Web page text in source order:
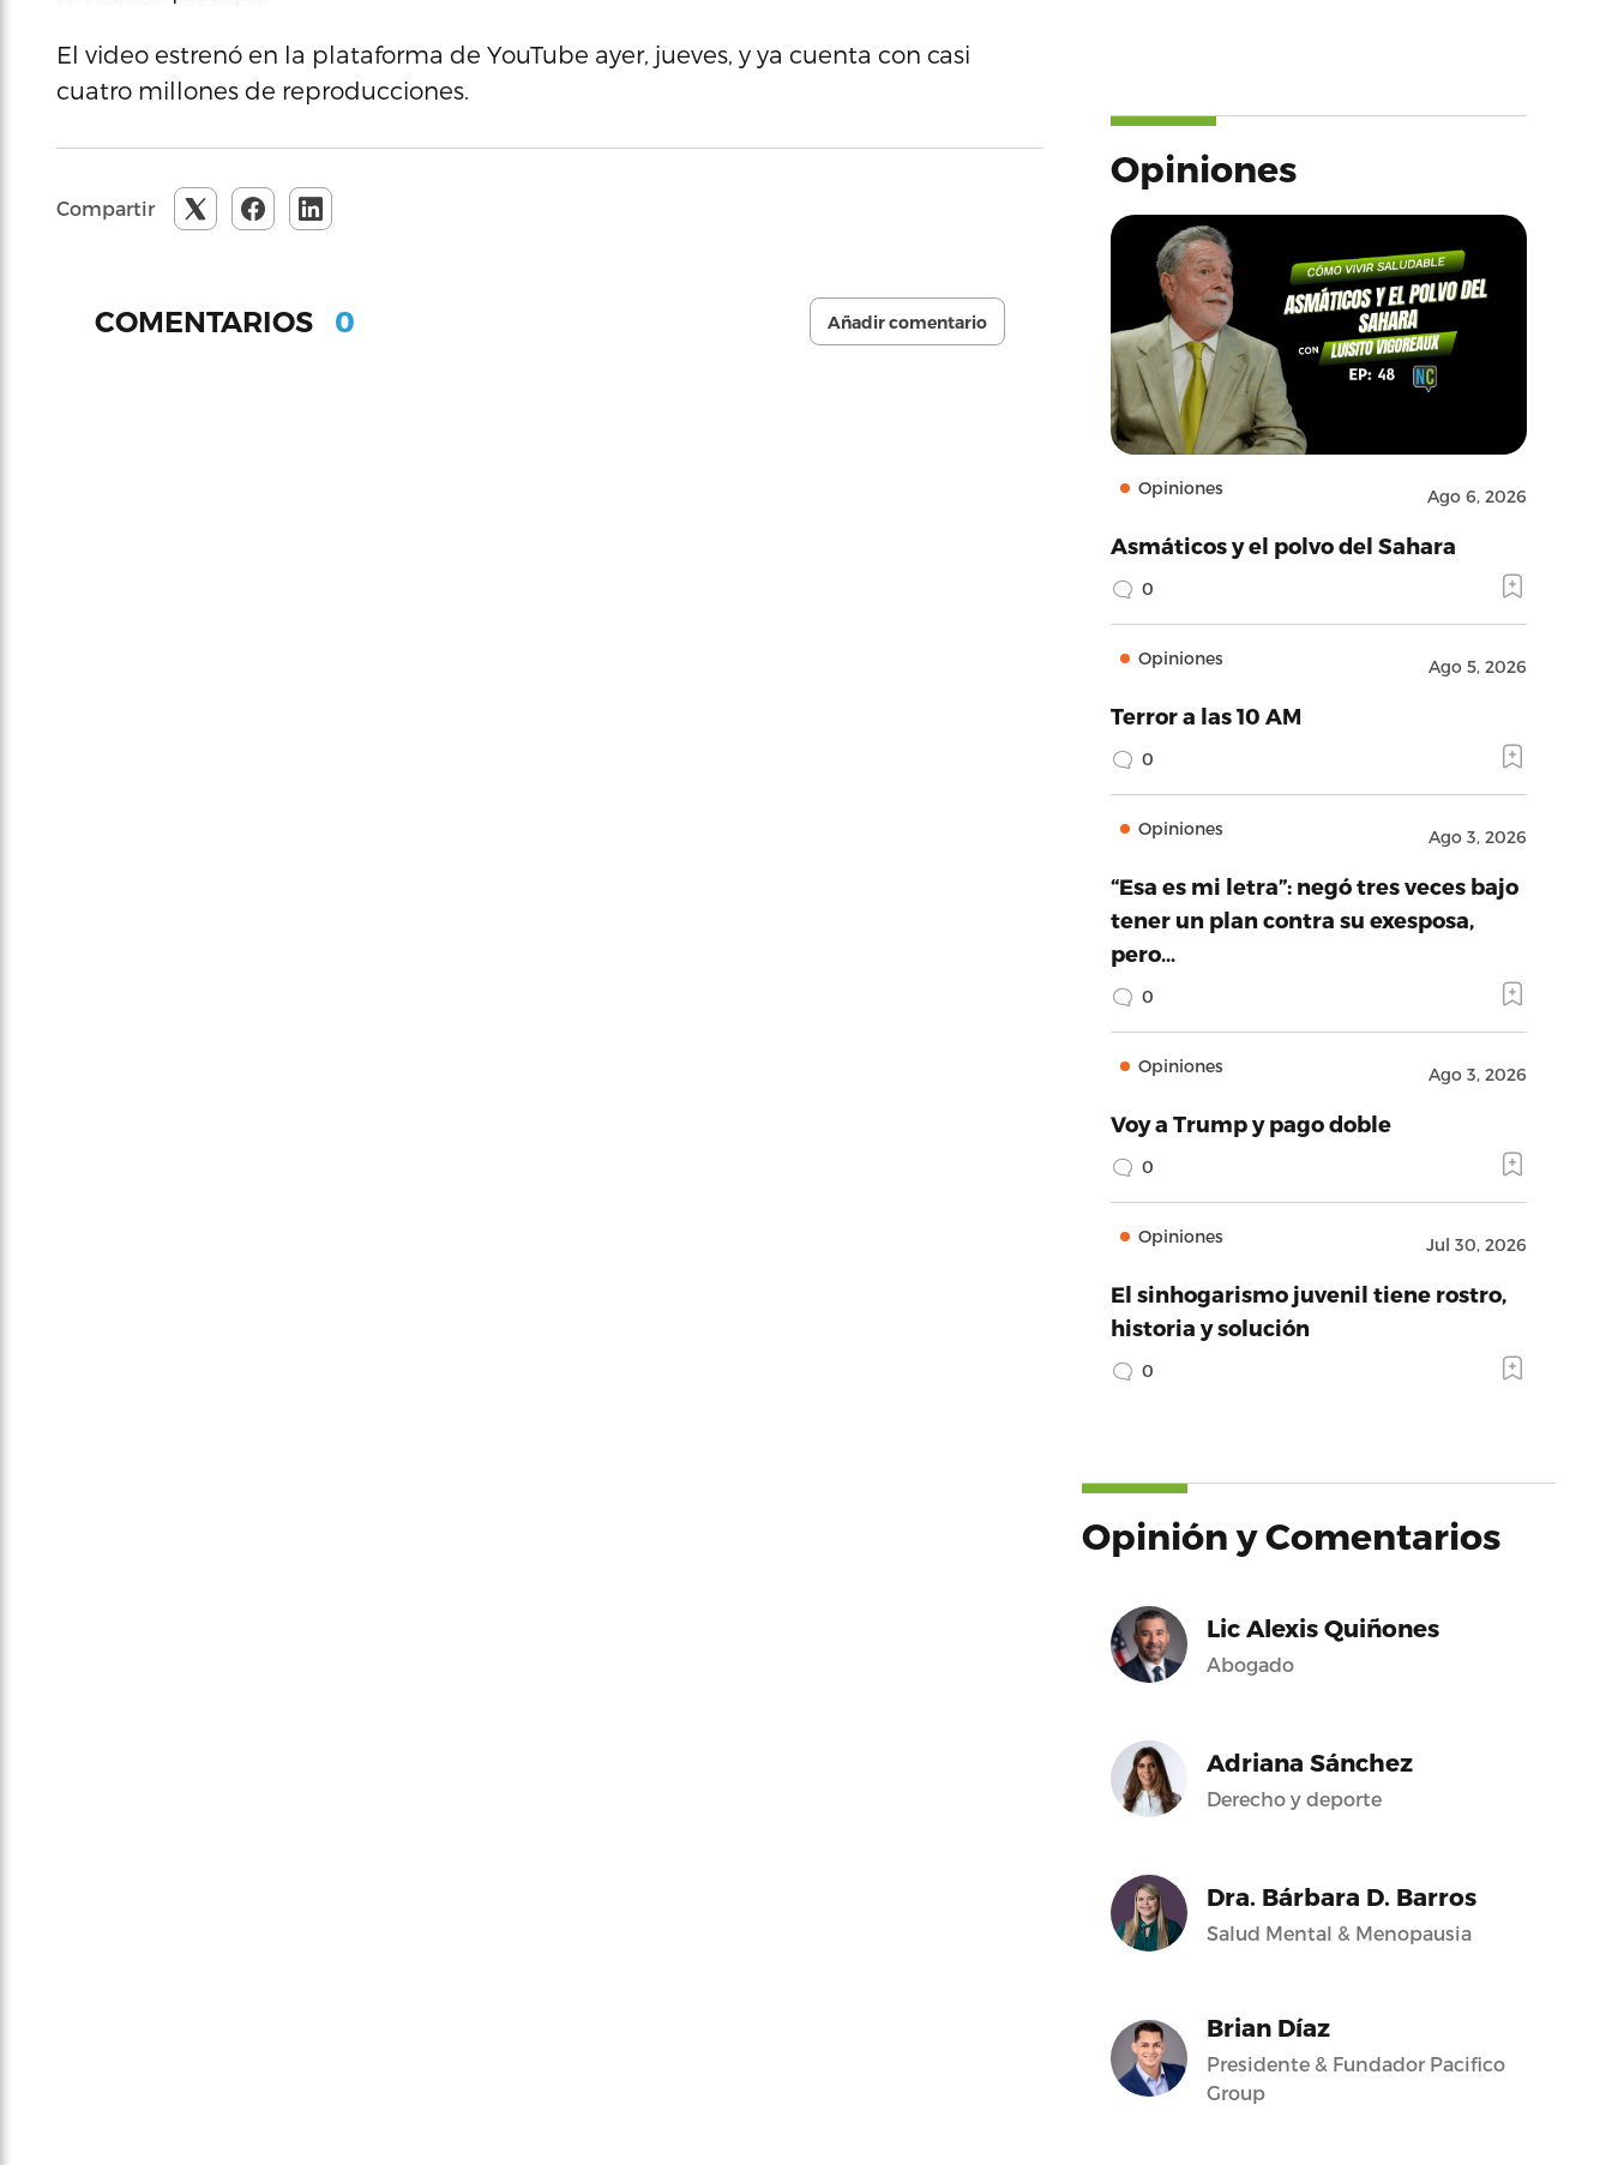
El video estrenó en la plataforma de YouTube ayer, jueves, y ya cuenta con casi
cuatro millones de reproducciones.
Compartir
COMENTARIOS 0 Añadir comentario
Opiniones
Opiniones Ago 6, 2026
Asmáticos y el polvo del Sahara
0
Opiniones Ago 5, 2026
Terror a las 10 AM
0
Opiniones Ago 3, 2026
“Esa es mi letra”: negó tres veces bajo
tener un plan contra su exesposa,
pero…
0
Opiniones Ago 3, 2026
Voy a Trump y pago doble
0
Opiniones Jul 30, 2026
El sinhogarismo juvenil tiene rostro,
historia y solución
0
Opinión y Comentarios
Lic Alexis Quiñones
Abogado
Adriana Sánchez
Derecho y deporte
Dra. Bárbara D. Barros
Salud Mental & Menopausia
Brian Díaz
Presidente & Fundador Pacifico
Group